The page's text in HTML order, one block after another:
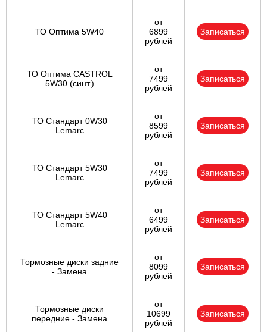
ТО Оптима 5W40
от
6899
рублей
Записаться
ТО Оптима CASTROL
5W30 (синт.)
от
7499
рублей
Записаться
ТО Стандарт 0W30
Lemarc
от
8599
рублей
Записаться
ТО Стандарт 5W30
Lemarc
от
7499
рублей
Записаться
ТО Стандарт 5W40
Lemarc
от
6499
рублей
Записаться
Тормозные диски задние
- Замена
от
8099
рублей
Записаться
Тормозные диски
передние - Замена
от
10699
рублей
Записаться